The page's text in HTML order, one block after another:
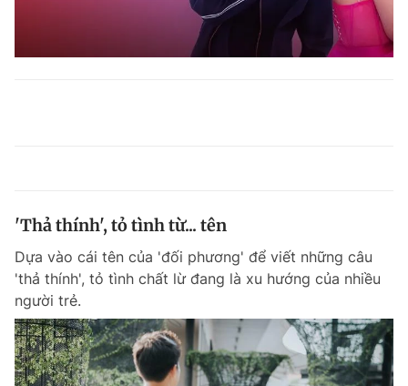
'Thả thính', tỏ tình từ... tên
Dựa vào cái tên của 'đối phương' để viết những câu
'thả thính', tỏ tình chất lừ đang là xu hướng của nhiều
người trẻ.